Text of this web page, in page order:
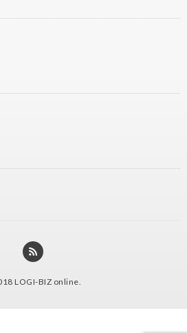
LOGI-BIZ online